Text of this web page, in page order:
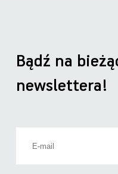
Bądź na
newslettera!